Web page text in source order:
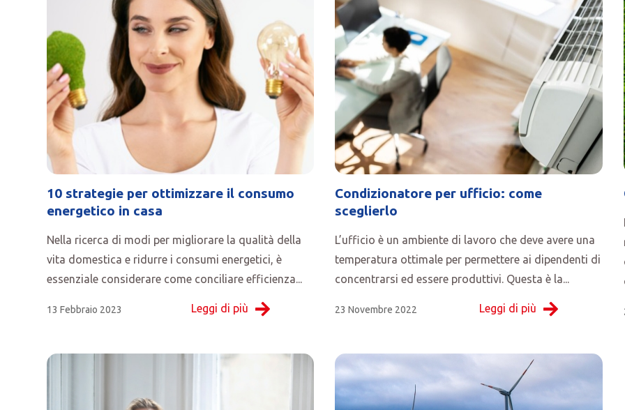
10 strategie per ottimizzare il consumo
energetico in casa
Nella ricerca di modi per migliorare la qualità della
vita domestica e ridurre i consumi energetici, è
essenziale considerare come conciliare efficienza...
13 Febbraio 2023 Leggi di più
Condizionatore per ufficio: come
sceglierlo
L’ufficio è un ambiente di lavoro che deve avere una
temperatura ottimale per permettere ai dipendenti di
concentrarsi ed essere produttivi. Questa è la...
23 Novembre 2022 Leggi di più